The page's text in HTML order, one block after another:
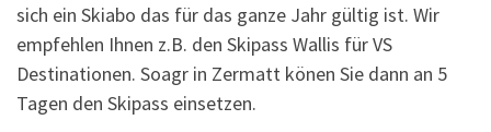
sich ein Skiabo das für das ganze Jahr gültig ist. Wir
empfehlen Ihnen z.B. den Skipass Wallis für VS
Destinationen. Soagr in Zermatt könen Sie dann an 5
Tagen den Skipass einsetzen.